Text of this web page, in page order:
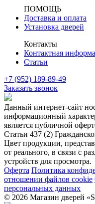
ПОМОЩЬ
Доставка и оплата
Установка дверей
Контакты
Контактная
Статьи
+7 (952) 189-89-49
Заказать звонок
Данный интернет-сайт
информационный
является публичной
Статьи 437 (2)
Цвет продукции,
от реального, в связи с
устройств для просмотра.
Оферта Политика
отношении файлов cookie
персональных данных
© 2026 Магазин дверей